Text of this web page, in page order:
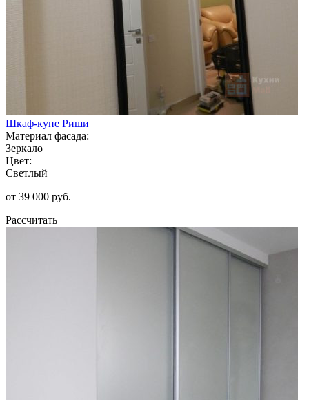
Шкаф-купе Риши
Материал фасада:
Зеркало
Цвет:
Светлый
от 39 000 руб.
Рассчитать